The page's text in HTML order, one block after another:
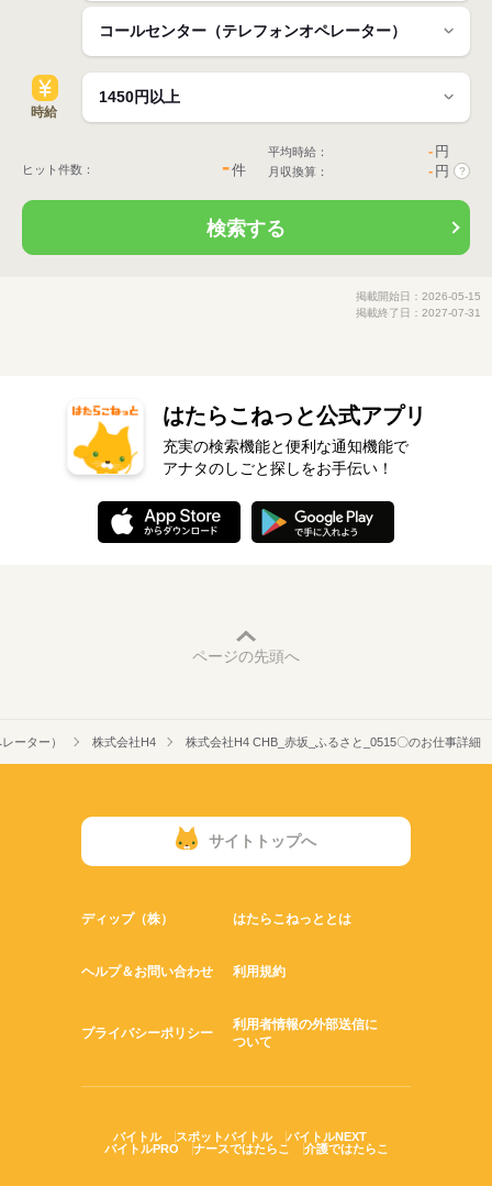
時給
ヒット件数： -件
平均時給： - 円
月収換算： - 円 ?
検索する
掲載開始日：2026-05-15
掲載終了日：2027-07-31
はたらこねっと公式アプリ
充実の検索機能と便利な通知機能で
アナタのしごと探しをお手伝い！
ページの先頭へ
ーター） 株式会社H4 株式会社H4 CHB_赤坂_ふるさと_0515〇のお仕事詳細
サイトトップへ
ディップ（株） はたらこねっととは
ヘルプ＆お問い合わせ 利用規約
プライバシーポリシー
利用者情報の外部送信に
ついて
バイトル スポットバイトル
バイトルNEXT
バイトルPRO
ナースではたらこ 介護ではたらこ